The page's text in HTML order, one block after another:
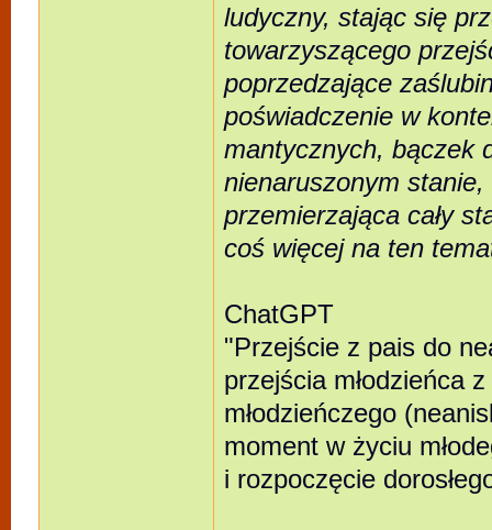
ludyczny, stając się
towarzyszącego
poprzedzające
poświadczenie w
mantycznych, bączek
nienaruszonym
przemierzająca cały
coś więcej na ten
ChatGPT
"Przejście z pais do
przejścia młodzieńca
młodzieńczego
moment w życiu
i rozpoczęcie